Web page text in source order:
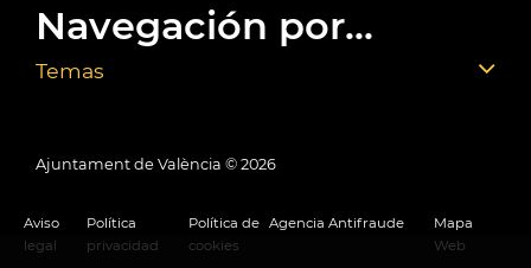
Navegación por...
Temas
Ajuntament de València © 2026
Aviso
legal
Política
privacidad
Política de
cookies
Agencia Antifraude
Mapa
Web